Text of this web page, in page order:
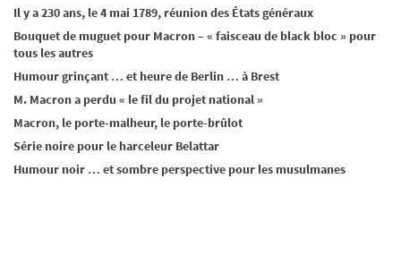
Il y a 230 ans, le 4 mai 1789, réunion des États généraux
Bouquet de muguet pour Macron – « faisceau de black bloc » pour
tous les autres
Humour grinçant … et heure de Berlin … à Brest
M. Macron a perdu « le fil du projet national »
Macron, le porte-malheur, le porte-brûlot
Série noire pour le harceleur Belattar
Humour noir … et sombre perspective pour les musulmanes